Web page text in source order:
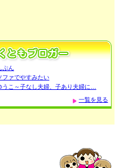
ぷん
ファでやすみたい
うこ～子なし夫婦、子あり夫婦に…
一覧を見る